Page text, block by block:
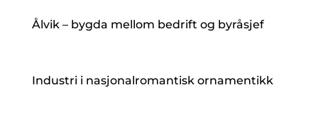
Ålvik – bygda mellom bedrift og byråsjef
Industri i nasjonalromantisk ornamentikk